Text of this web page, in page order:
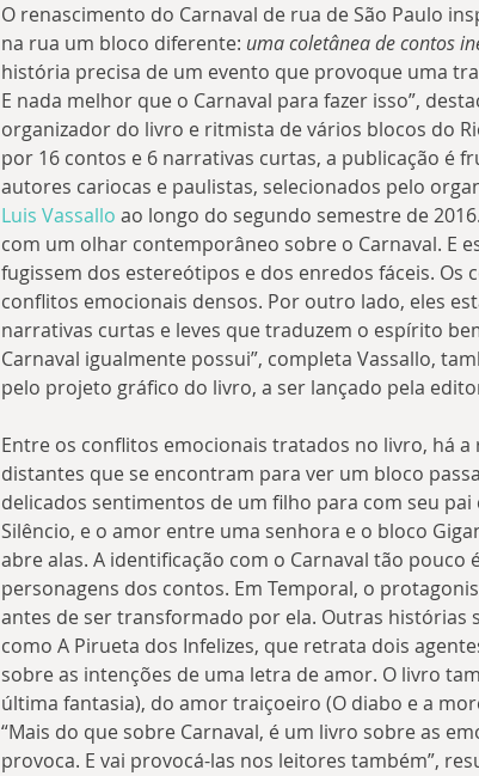
O renascimento do Carnaval de rua de São Paulo
na rua um bloco diferente: uma coletânea de contos
história precisa de um evento que provoque uma
E nada melhor que o Carnaval para fazer isso”,
organizador do livro e ritmista de vários blocos do
por 16 contos e 6 narrativas curtas, a publicação é
autores cariocas e paulistas, selecionados pelo
Luis Vassallo ao longo do segundo semestre de
com um olhar contemporâneo sobre o Carnaval. E
fugissem dos estereótipos e dos enredos fáceis. Os
conflitos emocionais densos. Por outro lado, eles
narrativas curtas e leves que traduzem o espírito
Carnaval igualmente possui”, completa Vassallo,
pelo projeto gráfico do livro, a ser lançado pela
Entre os conflitos emocionais tratados no livro, há a
distantes que se encontram para ver um bloco
delicados sentimentos de um filho para com seu pai
Silêncio, e o amor entre uma senhora e o bloco
abre alas. A identificação com o Carnaval tão pouco
personagens dos contos. Em Temporal, o
antes de ser transformado por ela. Outras histórias
como A Pirueta dos Infelizes, que retrata dois
sobre as intenções de uma letra de amor. O livro
última fantasia), do amor traiçoeiro (O diabo e a
“Mais do que sobre Carnaval, é um livro sobre as
provoca. E vai provocá-las nos leitores também”,